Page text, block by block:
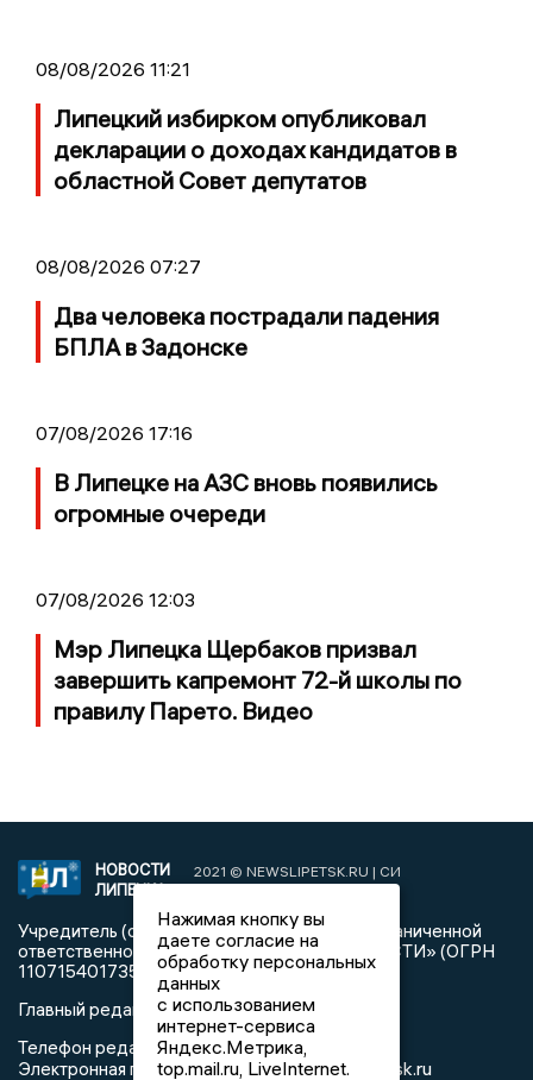
08/08/2026 11:21
Липецкий избирком опубликовал
декларации о доходах кандидатов в
областной Совет депутатов
08/08/2026 07:27
Два человека пострадали падения
БПЛА в Задонске
07/08/2026 17:16
В Липецке на АЗС вновь появились
огромные очереди
07/08/2026 12:03
Мэр Липецка Щербаков призвал
завершить капремонт 72-й школы по
правилу Парето. Видео
НОВОСТИ
ЛИПЕЦКА
2021 © NEWSLIPETSK.RU | СИ
Учредитель (соучредители): Общество с ограниченной
ответственностью «РЕГИОНАЛЬНЫЕ НОВОСТИ» (ОГРН
1107154017354)
Главный редактор: Герцог Е.Г.
Телефон редакции: +7 903 699 9427
Электронная почта редакции:info@newslipetsk.ru
Нажимая кнопку вы
даете согласие на
обработку персональных
данных
с использованием
интернет-сервиса
Яндекс.Метрика,
top.mail.ru, LiveInternet.